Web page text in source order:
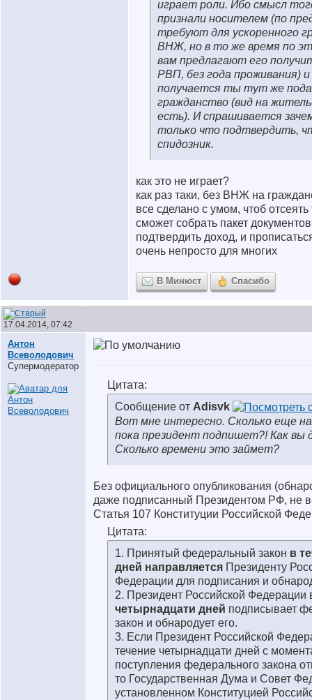
играет роли. Ибо смысл
признали носителем (по
требуют для ускоренного
ВНЖ, но в то же время по
вам предлагают его
РВП, без года проживания) и
получается ты тут же
гражданство (вид на
есть). И спрашивается
только что подтвердить,
спидозник.
как это не играет?
как раз таки, без ВНЖ на
все сделано с умом, чтоб отсеять
сможет собрать пакет
подтвердить доход, и
очень непросто для многих
В Минюст Спасибо
17.04.2014, 07:42
Антон
Всеволодович
Супермодератор
Цитата:
Сообщение от Adisvk
Вот мне интересно. Сколько еще
пока президент подпишет?! Как вы
Сколько времени это займет?
Без официального опубликования
даже подписанный Президентом РФ, не
Статья 107 Конституции Российской
Цитата:
1. Принятый федеральный закон в
дней направляется Президенту
Федерации для подписания и
2. Президент Российской Федерации
четырнадцати дней подписывает
закон и обнародует его.
3. Если Президент Российской
течение четырнадцати дней с
поступления федерального закона
то Государственная Дума и Совет
установленном Конституцией